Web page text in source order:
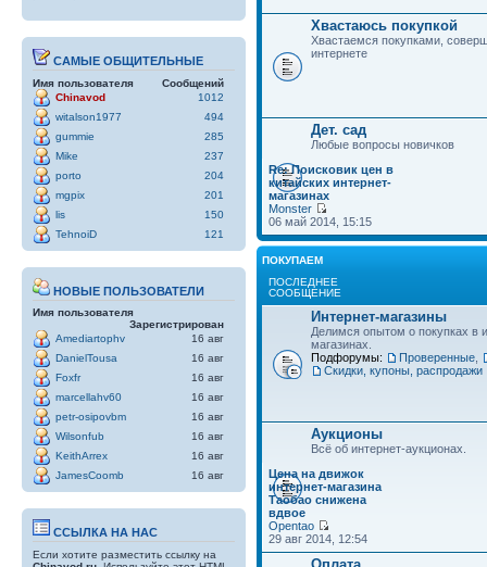
САМЫЕ ОБЩИТЕЛЬНЫЕ
Имя пользователя
Сообщений
Chinavod
1012
witalson1977
494
gummie
285
Mike
237
porto
204
mgpix
201
lis
150
TehnoiD
121
НОВЫЕ ПОЛЬЗОВАТЕЛИ
Имя пользователя
Зарегистрирован
Amediartophv
16 авг
DanielTousa
16 авг
Foxfr
16 авг
marcellahv60
16 авг
petr-osipovbm
16 авг
Wilsonfub
16 авг
KeithArrex
16 авг
JamesCoomb
16 авг
ССЫЛКА НА НАС
Если хотите разместить ссылку на
Хвастаюсь покупкой
Хвастаемся покупками,
интернете
Дет. сад
Любые вопросы новичков
Re: Поисковик цен в
китайских интернет-
магазинах
Monster
06 май 2014, 15:15
ПОКУПАЕМ
ПОСЛЕДНЕЕ
СООБЩЕНИЕ
Интернет-магазины
Делимся опытом о покупках в
магазинах.
Подфорумы:
Проверенные
Скидки, купоны, распродажи
Аукционы
Всё об интернет-аукционах.
Цена на движок
интернет-магазина
Таобао снижена
вдвое
Opentao
29 авг 2014, 12:54
Оплата